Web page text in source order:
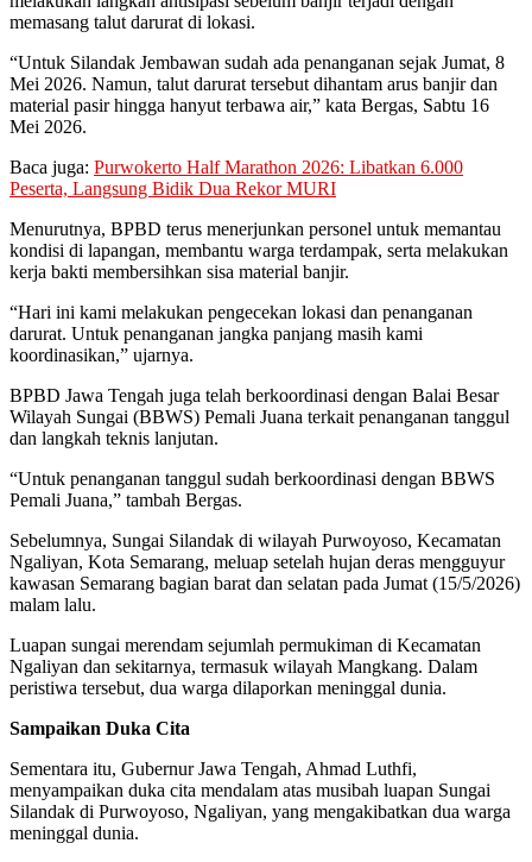
memasang talut darurat di lokasi.
“Untuk Silandak Jembawan sudah ada penanganan sejak Jumat, 8
Mei 2026. Namun, talut darurat tersebut dihantam arus banjir dan
material pasir hingga hanyut terbawa air,” kata Bergas, Sabtu 16
Mei 2026.
Baca juga: Purwokerto Half Marathon 2026: Libatkan 6.000
Peserta, Langsung Bidik Dua Rekor MURI
Menurutnya, BPBD terus menerjunkan personel untuk memantau
kondisi di lapangan, membantu warga terdampak, serta melakukan
kerja bakti membersihkan sisa material banjir.
“Hari ini kami melakukan pengecekan lokasi dan penanganan
darurat. Untuk penanganan jangka panjang masih kami
koordinasikan,” ujarnya.
BPBD Jawa Tengah juga telah berkoordinasi dengan Balai Besar
Wilayah Sungai (BBWS) Pemali Juana terkait penanganan tanggul
dan langkah teknis lanjutan.
“Untuk penanganan tanggul sudah berkoordinasi dengan BBWS
Pemali Juana,” tambah Bergas.
Sebelumnya, Sungai Silandak di wilayah Purwoyoso, Kecamatan
Ngaliyan, Kota Semarang, meluap setelah hujan deras mengguyur
kawasan Semarang bagian barat dan selatan pada Jumat (15/5/2026)
malam lalu.
Luapan sungai merendam sejumlah permukiman di Kecamatan
Ngaliyan dan sekitarnya, termasuk wilayah Mangkang. Dalam
peristiwa tersebut, dua warga dilaporkan meninggal dunia.
Sampaikan Duka Cita
Sementara itu, Gubernur Jawa Tengah, Ahmad Luthfi,
menyampaikan duka cita mendalam atas musibah luapan Sungai
Silandak di Purwoyoso, Ngaliyan, yang mengakibatkan dua warga
meninggal dunia.